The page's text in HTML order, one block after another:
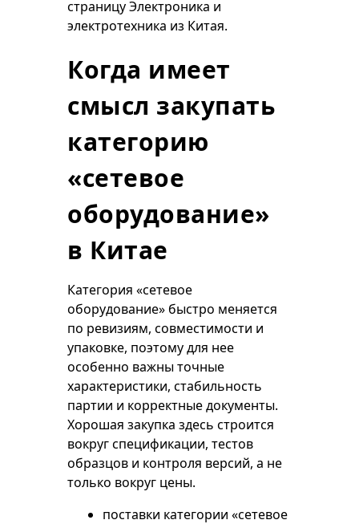
страницуЭлектроника и
электротехника из Китая.
Когда имеет
смысл закупать
категорию
«сетевое
оборудование»
в Китае
Категория «сетевое
оборудование» быстро меняется
по ревизиям, совместимости и
упаковке, поэтому для нее
особенно важны точные
характеристики, стабильность
партии и корректные документы.
Хорошая закупка здесь строится
вокруг спецификации, тестов
образцов и контроля версий, а не
только вокруг цены.
поставки категории «сетевое